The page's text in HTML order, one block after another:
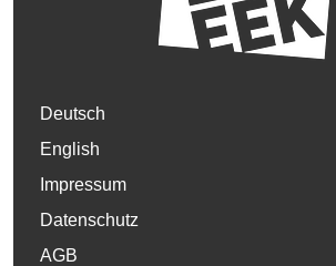
Deutsch
English
Impressum
Datenschutz
AGB